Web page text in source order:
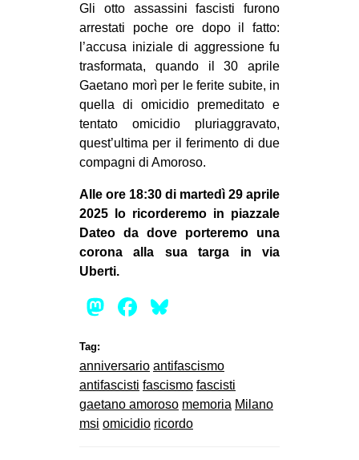
REPRESSIONE
STUDENTI
CULTURE
ARTE
CINEMA
MANIFESTI
RECENSIONI
INTERNAZIONALE
AMERICHE
MEDIO ORIENTE
MONDO
Gli otto assassini fascisti furono
arrestati poche ore dopo il fatto:
l’accusa iniziale di aggressione fu
trasformata, quando il 30 aprile
Gaetano morì per le ferite subite, in
quella di omicidio premeditato e
tentato omicidio pluriaggravato,
quest’ultima per il ferimento di due
compagni di Amoroso.
Alle ore 18:30 di martedì 29 aprile
2025 lo ricorderemo in piazzale
Dateo da dove porteremo una
corona alla sua targa in via
Uberti.
Mastodon
Facebook
Tag:
anniversario antifascismo
antifascisti fascismo fascisti
gaetano amoroso memoria Milano
msi omicidio ricordo